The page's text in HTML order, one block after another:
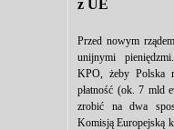
z UE
Przed nowym
unijnymi
KPO, żeby Polska
płatność (ok. 7 mld
zrobić na dwa
Komisją Europejską